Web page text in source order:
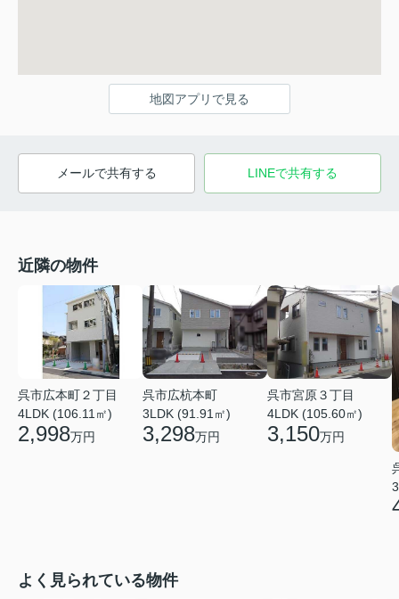
地図アプリで見る
メールで共有する LINEで共有する
近隣の物件
呉市広本町２丁目
4LDK (106.11㎡)
2,998万円
呉市広杭本町
3LDK (91.91㎡)
3,298万円
呉市宮原３丁目
4LDK (105.60㎡)
3,150万円
よく見られている物件